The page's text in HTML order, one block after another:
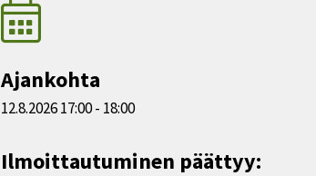
Ajankohta
12.8.202617:00- 18:00
Ilmoittautuminen päättyy: